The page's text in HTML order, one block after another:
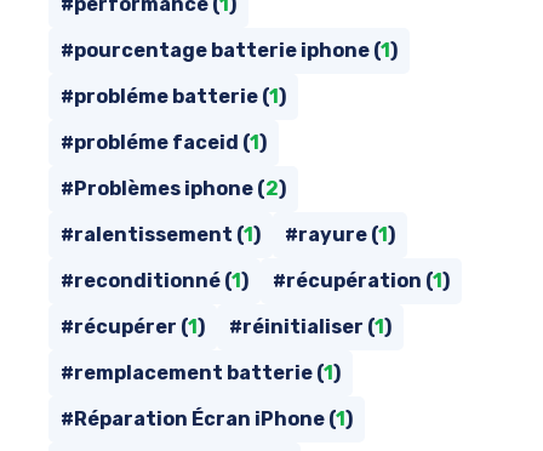
#pourcentage batterie iphone (1)
#probléme batterie (1)
#probléme faceid (1)
#Problèmes iphone (2)
#ralentissement (1) #rayure (1)
#reconditionné (1) #récupération (1)
#récupérer (1) #réinitialiser (1)
#remplacement batterie (1)
#Réparation Écran iPhone (1)